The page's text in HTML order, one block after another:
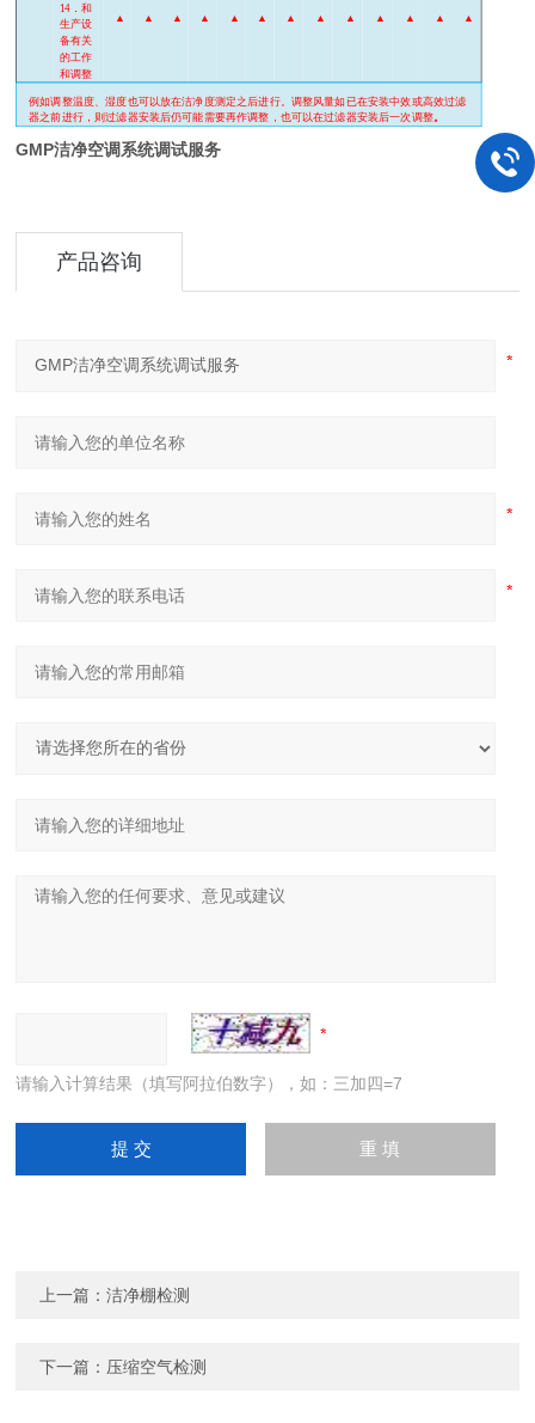
14 ．和
生产设
备有关
的工作
和调整
▲ ▲ ▲ ▲ ▲ ▲ ▲ ▲ ▲ ▲ ▲ ▲ ▲
例如调整温度、湿度也可以放在洁净度测定之后进行。调整风量如已在安装中效或高效过滤
器之前进行，则过滤器安装后仍可能需要再作调整，也可以在过滤器安装后一次调整。
GMP洁净空调系统调试服务
产品咨询
请输入计算结果（填写阿拉伯数字），如：三加四=7
上一篇：洁净棚检测
下一篇： 压缩空气检测